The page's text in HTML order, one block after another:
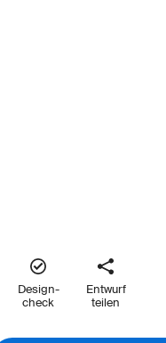
Design-
check
Entwurf
teilen